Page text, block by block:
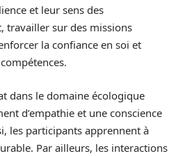
et leur sens des
travailler sur des missions
la confiance en soi et
dans le domaine écologique
d’empathie et une conscience
les participants apprennent à
Par ailleurs, les interactions